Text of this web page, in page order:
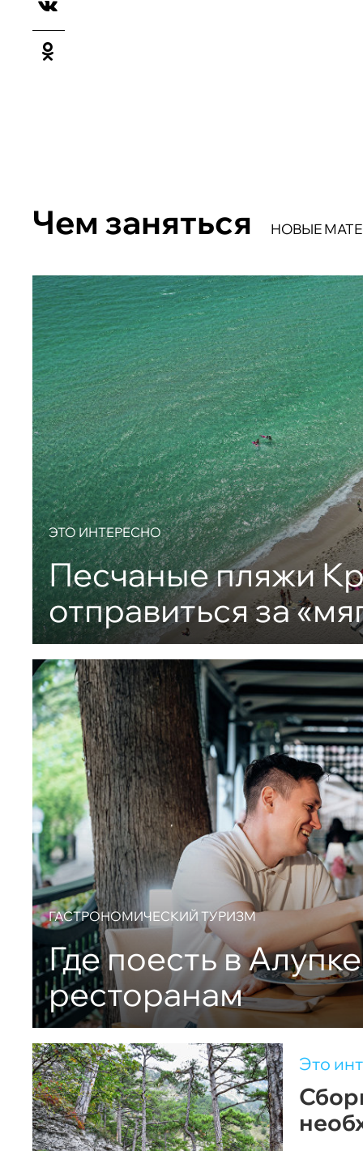
Чем заняться НОВЫЕ
ЭТО ИНТЕРЕСНО
Песчаные пляжи
отправиться за
ГАСТРОНОМИЧЕСКИЙ ТУРИЗМ
Где поесть в
ресторанам
Это